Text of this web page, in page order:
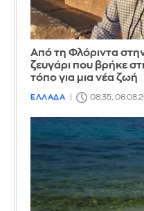
Από τη Φλόριντα
ζευγάρι που βρήκε
τόπο για μια νέα ζωή
ΕΛΛΑΔΑ 08:35,